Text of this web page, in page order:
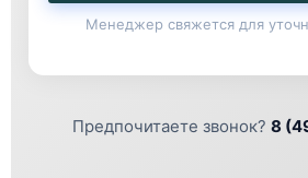
Менеджер свяжется для
Предпочитаете звонок? 8